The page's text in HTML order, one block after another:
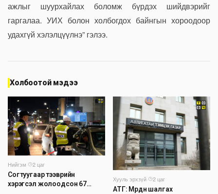
ажлыг шуурхайлах боломж бүрдэх шийдвэрийг
гаргалаа. УИХ болон холбогдох байнгын хороодоор
удахгүй хэлэлцүүлнэ” гэлээ.
Холбоотой мэдээ
Нийгэм·
2 цаг
Согтуугаар тээврийн
хэрэгсэл жолоодсон 67
Хууль эрхзүй·
2 цаг
АТГ: Мөрдөн шалгах